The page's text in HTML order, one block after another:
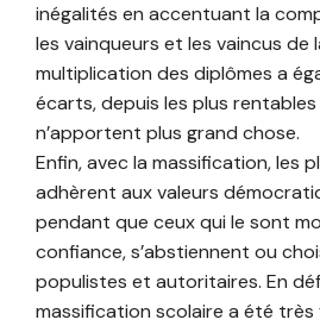
inégalités en accentuant la
les vainqueurs et les vaincus de
multiplication des diplômes a
écarts, depuis les plus rentables
n’apportent plus grand chose.
Enfin, avec la massification, les
adhèrent aux valeurs
pendant que ceux qui le sont
confiance, s’abstiennent ou
populistes et autoritaires. En
massification scolaire a été très